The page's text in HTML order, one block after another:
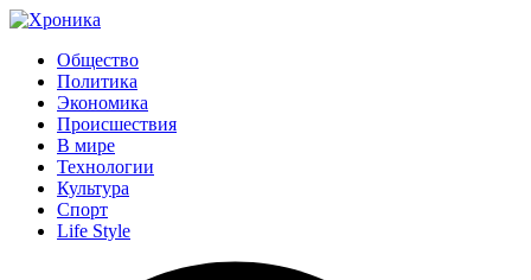
Общество
Политика
Экономика
Происшествия
В мире
Технологии
Культура
Спорт
Life Style